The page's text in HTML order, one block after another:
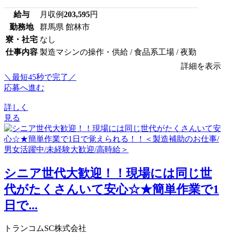
給与 月収例203,595円
勤務地
群馬県 館林市
寮・社宅 なし
仕事内容 製造マシンの操作・供給 / 食品系工場 / 夜勤
詳細を表示
＼最短45秒で完了／
応募へ進む
詳しく
見る
シニア世代大歓迎！！現場には同じ世
代がたくさんいて安心☆★簡単作業で1
日で...
トランコムSC株式会社